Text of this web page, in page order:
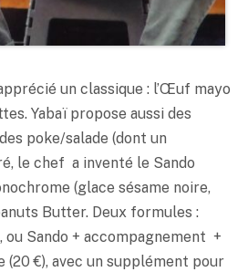
un classique : l’Œuf mayo
Yabaï propose aussi des
poke/salade (dont un
le chef a inventé le Sando
(glace sésame noire,
Butter. Deux formules :
ou Sando + accompagnement +
(20 €), avec un supplément pour